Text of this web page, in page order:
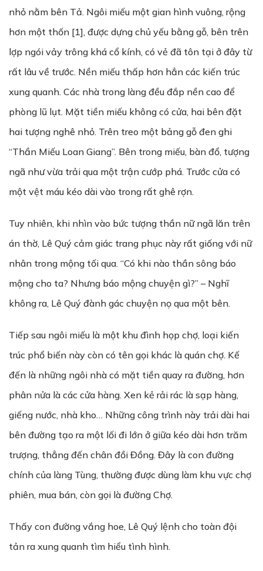
nhỏ nằm bên Tả. Ngôi miếu một gian hình vuông, rộng
hơn một thốn [1], được dựng chủ yếu bằng gỗ, bên trên
lợp ngói vảy trông khá cổ kính, có vẻ đã tôn tại ở đây từ
rất lâu về trước. Nền miếu thấp hơn hẳn các kiến trúc
xung quanh. Các nhà trong làng đều đắp nền cao để
phòng lũ lụt. Mặt tiền miếu không có cửa, hai bên đặt
hai tượng nghê nhỏ. Trên treo một bảng gỗ đen ghi
“Thần Miếu Loan Giang”. Bên trong miếu, bàn đổ, tượng
ngã như vừa trải qua một trận cướp phá. Trước cửa có
một vệt máu kéo dài vào trong rất ghê rợn.
Tuy nhiên, khi nhìn vào bức tượng thần nữ ngã lăn trên
án thờ, Lê Quý cảm giác trang phục này rất giống với nữ
nhân trong mộng tối qua. “Có khi nào thần sông báo
mộng cho ta? Nhưng báo mộng chuyện gì?” – Nghĩ
không ra, Lê Quý đành gác chuyện nọ qua một bên.
Tiếp sau ngôi miếu là một khu đình họp chợ, loại kiến
trúc phổ biến này còn có tên gọi khác là quán chợ. Kế
đến là những ngôi nhà có mặt tiền quay ra đường, hơn
phân nửa là các cửa hàng. Xen kẻ rải rác là sạp hàng,
giếng nước, nhà kho… Những công trình này trải dài hai
bên đường tạo ra một lối đi lớn ở giữa kéo dài hơn trăm
trượng, thẳng đến chân đồi Đồng. Đây là con đường
chính của làng Tùng, thường được dùng làm khu vực chợ
phiên, mua bán, còn gọi là đường Chợ.
Thấy con đường vắng hoe, Lê Quý lệnh cho toàn đội
tản ra xung quanh tìm hiểu tình hình.